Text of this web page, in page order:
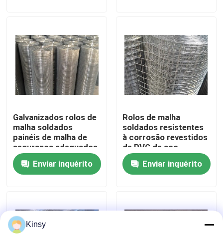
Sobre nós
Visita à fábrica
Contacte-nos
Notícias
Fio tecido Mesh Screen
Segurança
e construção
Galvanizados rolos de
malha soldados
painéis de malha de
segurança adequados
para cercas
industriais cercas
agrícolas e barreiras
Enviar inquérito
Rolos de malha
soldados resistentes
à corrosão revestidos
de PVC de aço
galvanizado para
cercas industriais e
construção
Enviar inquérito
Kinsy